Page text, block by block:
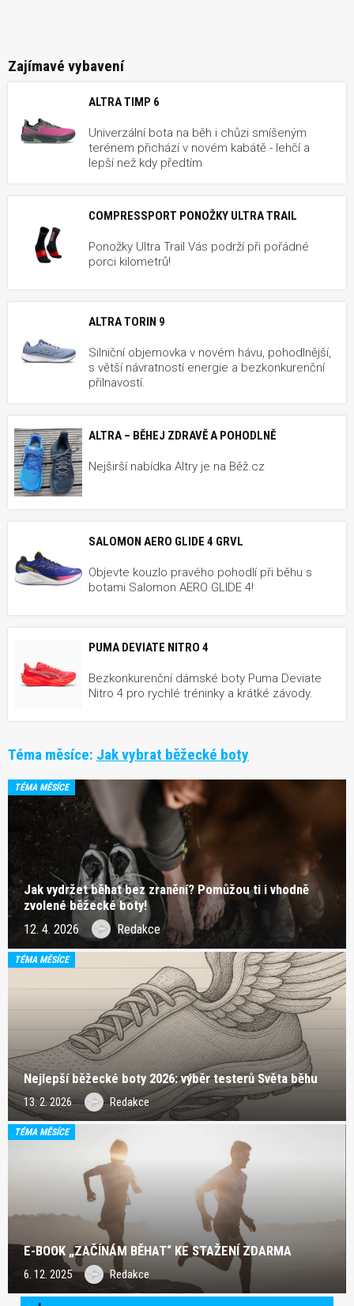
Zajímavé vybavení
ALTRA TIMP 6
Univerzální bota na běh i chůzi smíšeným
terénem přichází v novém kabátě - lehčí a
lepší než kdy předtím
COMPRESSPORT PONOŽKY ULTRA TRAIL
Ponožky Ultra Trail Vás podrží při pořádné
porci kilometrů!
ALTRA TORIN 9
Silniční objemovka v novém hávu, pohodlnější,
s větší návratností energie a bezkonkurenční
přilnavostí.
ALTRA – BĚHEJ ZDRAVĚ A POHODLNĚ
Nejširší nabídka Altry je na Běž.cz
SALOMON AERO GLIDE 4 GRVL
Objevte kouzlo pravého pohodlí při běhu s
botami Salomon AERO GLIDE 4!
PUMA DEVIATE NITRO 4
Bezkonkurenční dámské boty Puma Deviate
Nitro 4 pro rychlé tréninky a krátké závody.
Téma měsíce: Jak vybrat běžecké boty
TÉMA MĚSÍCE
Jak vydržet běhat bez zranění? Pomůžou ti i vhodně
zvolené běžecké boty!
12. 4. 2026 Redakce
TÉMA MĚSÍCE
Nejlepší běžecké boty 2026: výběr testerů Světa běhu
13. 2. 2026 Redakce
TÉMA MĚSÍCE
E-BOOK „ZAČÍNÁM BĚHAT“ KE STAŽENÍ ZDARMA
6. 12. 2025 Redakce